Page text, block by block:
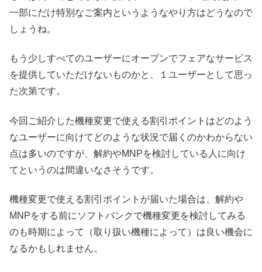
一部にだけ特別なご案内というようなやり方はどうなので
しょうね。
もう少しすべてのユーザーにオープンでフェアなサービス
を提供していただけないものかと、１ユーザーとして思っ
た次第です。
今回ご紹介した機種変更で使える割引ポイントはどのよう
なユーザーに向けてどのような状況で届くのかわからない
点は多いのですが、解約やMNPを検討している人に向け
てというのは間違いなさそうです。
機種変更で使える割引ポイントが届いた場合は、解約や
MNPをする前にソフトバンクで機種変更を検討してみる
のも時期によって（取り扱い機種によって）は良い機会に
なるかもしれません。